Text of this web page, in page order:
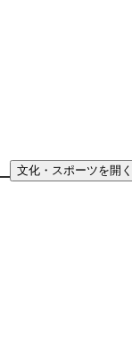
文化・スポーツを開く